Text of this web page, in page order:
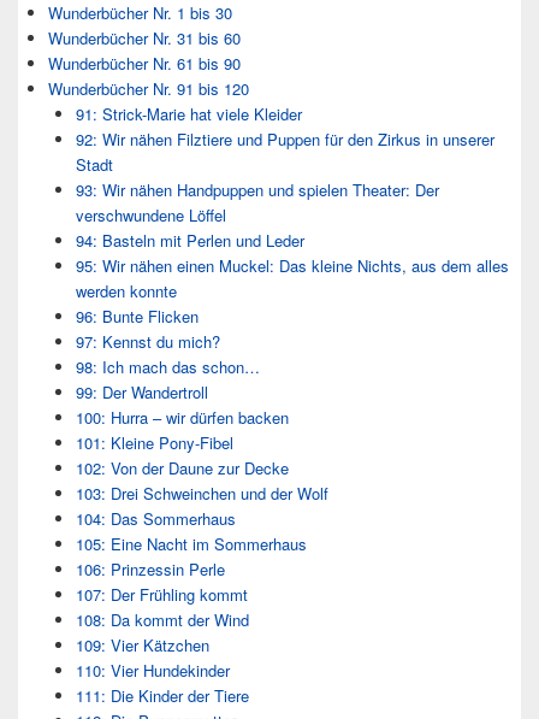
Wunderbücher Nr. 1 bis 30
Wunderbücher Nr. 31 bis 60
Wunderbücher Nr. 61 bis 90
Wunderbücher Nr. 91 bis 120
91: Strick-Marie hat viele Kleider
92: Wir nähen Filztiere und Puppen für den Zirkus in unserer
Stadt
93: Wir nähen Handpuppen und spielen Theater: Der
verschwundene Löffel
94: Basteln mit Perlen und Leder
95: Wir nähen einen Muckel: Das kleine Nichts, aus dem alles
werden konnte
96: Bunte Flicken
97: Kennst du mich?
98: Ich mach das schon…
99: Der Wandertroll
100: Hurra – wir dürfen backen
101: Kleine Pony-Fibel
102: Von der Daune zur Decke
103: Drei Schweinchen und der Wolf
104: Das Sommerhaus
105: Eine Nacht im Sommerhaus
106: Prinzessin Perle
107: Der Frühling kommt
108: Da kommt der Wind
109: Vier Kätzchen
110: Vier Hundekinder
111: Die Kinder der Tiere